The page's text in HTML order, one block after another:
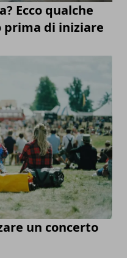
Ecco qualche
di iniziare
un concerto